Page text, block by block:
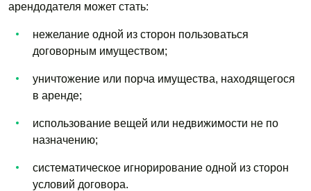
арендодателя может стать:
нежелание одной из сторон пользоваться
договорным имуществом;
уничтожение или порча имущества, находящегося
в аренде;
использование вещей или недвижимости не по
назначению;
систематическое игнорирование одной из сторон
условий договора.